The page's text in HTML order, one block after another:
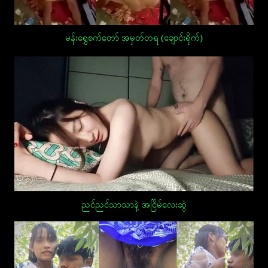
မန်းရွှေစက်တော် အမှတ်တရ (ချောင်းရိုက်)
ညင်ညင်သာသာနဲ့ အငြိမ်လေးဆွဲ